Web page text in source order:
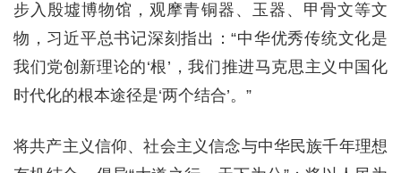
步入殷墟博物馆，观摩青铜器、玉器、甲骨文等文
物，习近平总书记深刻指出：“中华优秀传统文化是
我们党创新理论的‘根’，我们推进马克思主义中国化
时代化的根本途径是‘两个结合’。”
将共产主义信仰、社会主义信念与中华民族千年理想